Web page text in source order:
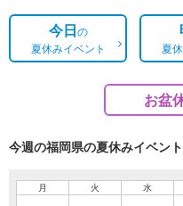
今日の
夏休みイベント
夏
お盆
今週の福岡県の夏休みイベン
月 火 水